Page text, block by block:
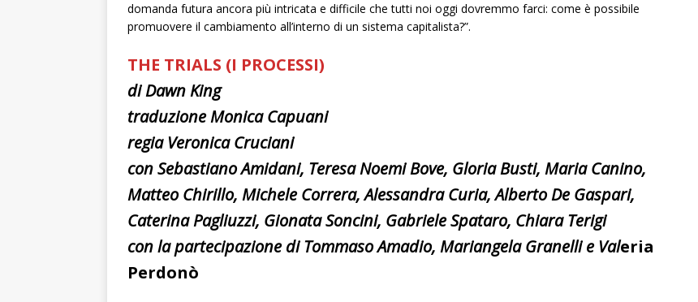
domanda futura ancora più intricata e difficile che tutti noi oggi dovremmo farci: come è possibile
promuovere il cambiamento all’interno di un sistema capitalista?”.
THE TRIALS (I PROCESSI)
di Dawn King
traduzione Monica Capuani
regia Veronica Cruciani
con Sebastiano Amidani, Teresa Noemi Bove, Gloria Busti, Maria Canino,
Matteo Chirillo, Michele Correra, Alessandra Curia, Alberto De Gaspari,
Caterina Pagliuzzi, Gionata Soncini, Gabriele Spataro, Chiara Terigi
con la partecipazione di Tommaso Amadio, Mariangela Granelli e Valeria
Perdonò